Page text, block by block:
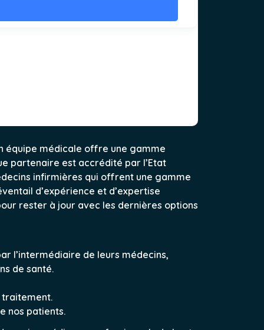
équipe médicale offre une gamme
partenaire est accrédité par l’Etat
infirmières qui offrent une gamme
d’expérience et d’expertise
rester à jour avec les dernières options
l’intermédiaire de leurs médecins,
de santé.
traitement.
nos patients.